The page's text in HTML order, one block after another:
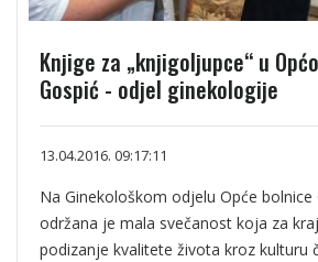
Knjige za „knjigoljupce“ u
Gospić - odjel ginekologije
13.04.2016. 09:17:11
Na Ginekološkom odjelu Opće bolnice
održana je mala svečanost koja za
podizanje kvalitete života kroz kulturu